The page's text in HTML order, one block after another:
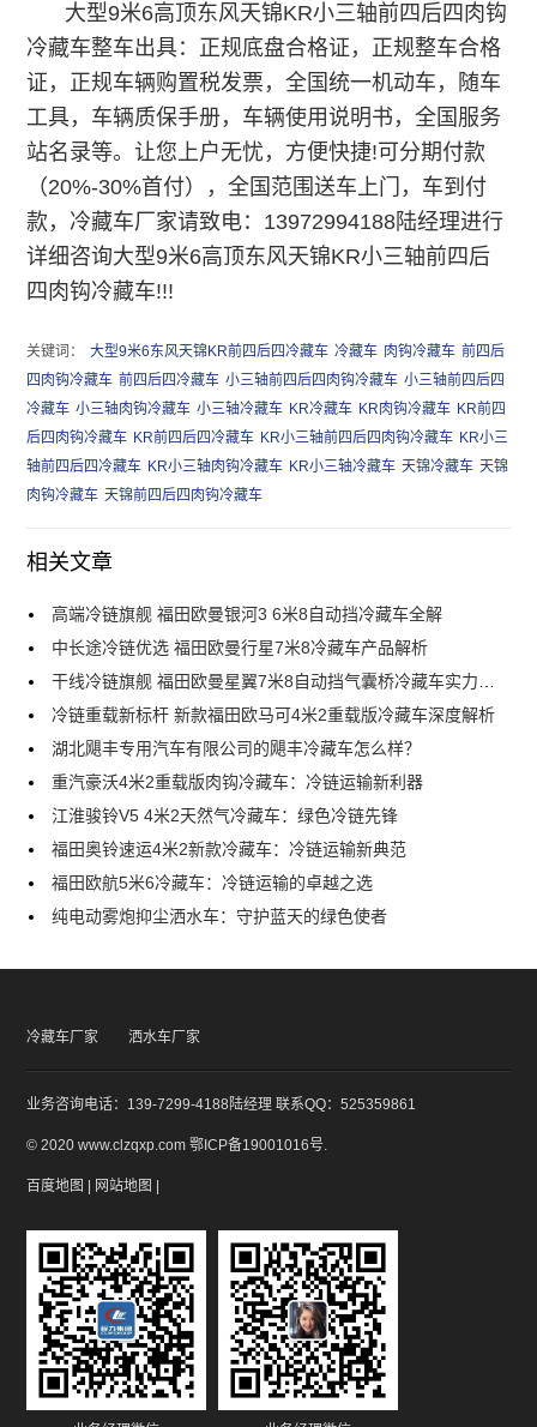
大型9米6高顶东风天锦KR小三轴前四后四肉钩
冷藏车整车出具：正规底盘合格证，正规整车合格
证，正规车辆购置税发票，全国统一机动车，随车
工具，车辆质保手册，车辆使用说明书，全国服务
站名录等。让您上户无忧，方便快捷!可分期付款
（20%-30%首付），全国范围送车上门，车到付
款，冷藏车厂家请致电：13972994188陆经理进行
详细咨询大型9米6高顶东风天锦KR小三轴前四后
四肉钩冷藏车!!!
关键词： 大型9米6东风天锦KR前四后四冷藏车 冷藏车 肉钩冷藏车 前四后
四肉钩冷藏车 前四后四冷藏车 小三轴前四后四肉钩冷藏车 小三轴前四后四
冷藏车 小三轴肉钩冷藏车 小三轴冷藏车 KR冷藏车 KR肉钩冷藏车 KR前四
后四肉钩冷藏车 KR前四后四冷藏车 KR小三轴前四后四肉钩冷藏车 KR小三
轴前四后四冷藏车 KR小三轴肉钩冷藏车 KR小三轴冷藏车 天锦冷藏车 天锦
肉钩冷藏车 天锦前四后四肉钩冷藏车
相关文章
高端冷链旗舰 福田欧曼银河3 6米8自动挡冷藏车全解
中长途冷链优选 福田欧曼行星7米8冷藏车产品解析
干线冷链旗舰 福田欧曼星翼7米8自动挡气囊桥冷藏车实力解析
冷链重载新标杆 新款福田欧马可4米2重载版冷藏车深度解析
湖北飓丰专用汽车有限公司的飓丰冷藏车怎么样？
重汽豪沃4米2重载版肉钩冷藏车：冷链运输新利器
江淮骏铃V5 4米2天然气冷藏车：绿色冷链先锋
福田奥铃速运4米2新款冷藏车：冷链运输新典范
福田欧航5米6冷藏车：冷链运输的卓越之选
纯电动雾炮抑尘洒水车：守护蓝天的绿色使者
冷藏车厂家 洒水车厂家
业务咨询电话：139-7299-4188陆经理 联系QQ：525359861
© 2020 www.clzqxp.com鄂ICP备19001016号.
百度地图 网站地图